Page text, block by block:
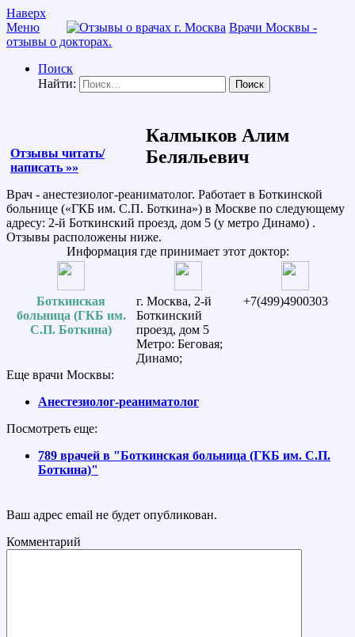
Наверх
Меню
Врачи Москвы -
отзывы о докторах.
Поиск
Найти:
Отзывы читать/
написать »»
Калмыков Алим
Беляльевич
Врач - анестезиолог-реаниматолог. Работает в Боткинской
больнице («ГКБ им. С.П. Боткина») в Москве по следующему
адресу: 2-й Боткинский проезд, дом 5 (у метро Динамо) .
Отзывы расположены ниже.
Информация где принимает этот доктор:
Боткинская
больница (ГКБ им.
С.П. Боткина)
г. Москва, 2-й
Боткинский
проезд, дом 5
Метро: Беговая;
Динамо;
+7(499)4900303
Еще врачи Москвы:
Анестезиолог-реаниматолог
Посмотреть еще:
789 врачей в "Боткинская больница (ГКБ им. С.П.
Боткина)"
Ваш адрес email не будет опубликован.
Комментарий